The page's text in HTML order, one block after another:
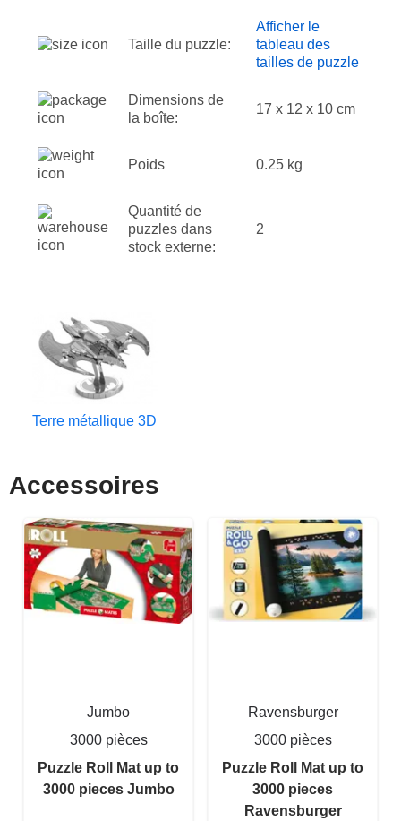
Taille du puzzle:
Afficher le
tableau des
tailles de puzzle
Dimensions de
la boîte:
17 x 12 x 10 cm
Poids 0.25 kg
Quantité de
puzzles dans
stock externe:
2
Terre métallique 3D
Accessoires
Jumbo
3000 pièces
Puzzle Roll Mat up to
3000 pieces Jumbo
Ravensburger
3000 pièces
Puzzle Roll Mat up to
3000 pieces
Ravensburger